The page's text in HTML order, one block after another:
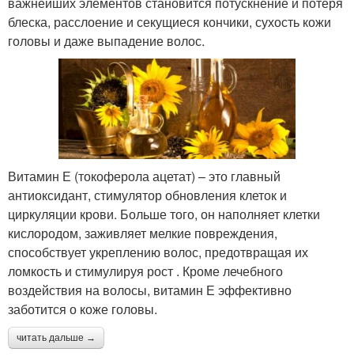
блеска, расслоение и секущиеся кончики, сухость кожи
головы и даже выпадение волос.
Витамин Е (токоферола ацетат) – это главный
антиоксидант, стимулятор обновления клеток и
циркуляции крови. Больше того, он наполняет клетки
кислородом, заживляет мелкие повреждения,
способствует укреплению волос, предотвращая их
ломкость и стимулируя рост . Кроме лечебного
воздействия на волосы, витамин Е эффективно
заботится о коже головы.
читать дальше →